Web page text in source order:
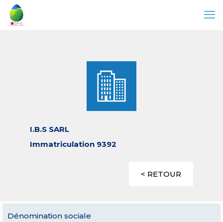
I.B.S SARL
Immatriculation 9392
< RETOUR
Dénomination sociale